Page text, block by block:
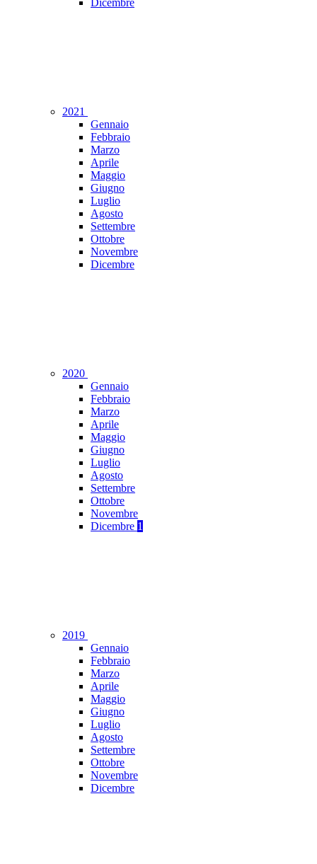
Dicembre
2021
Gennaio
Febbraio
Marzo
Aprile
Maggio
Giugno
Luglio
Agosto
Settembre
Ottobre
Novembre
Dicembre
2020
Gennaio
Febbraio
Marzo
Aprile
Maggio
Giugno
Luglio
Agosto
Settembre
Ottobre
Novembre
Dicembre 1
2019
Gennaio
Febbraio
Marzo
Aprile
Maggio
Giugno
Luglio
Agosto
Settembre
Ottobre
Novembre
Dicembre